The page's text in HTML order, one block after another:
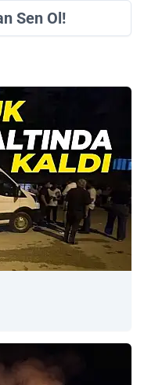
Sen Ol!